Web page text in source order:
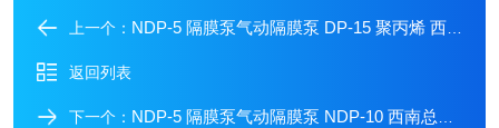
上一个： NDP-5 隔膜泵气动隔膜泵 DP-15 聚丙烯 西南总代
返回列表
下一个： NDP-5 隔膜泵气动隔膜泵 NDP-10 西南总代 成都供应